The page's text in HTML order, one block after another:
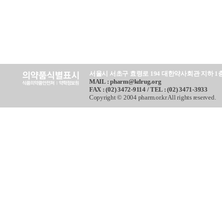
서울시 서초구 효령로 194 대한약사회관 지하 1
MAIL : pharm@kdrug.org
FAX : (02) 3472-9114 / TEL : (02) 3471-3933
Copyright © 2004 pharm.or.kr All rights reserved.